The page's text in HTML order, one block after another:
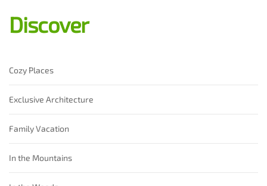
Discover
Cozy Places
Exclusive Architecture
Family Vacation
In the Mountains